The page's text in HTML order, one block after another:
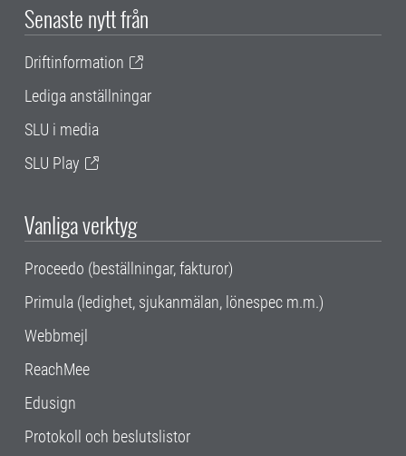
Senaste nytt från
Driftinformation
Lediga anställningar
SLU i media
SLU Play
Vanliga verktyg
Proceedo (beställningar, fakturor)
Primula (ledighet, sjukanmälan, lönespec m.m.)
Webbmejl
ReachMee
Edusign
Protokoll och beslutslistor